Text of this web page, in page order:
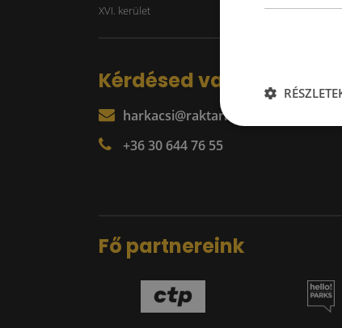
XVI. kerület
Kérdésed van?
harkacsi@raktarkereso.hu
+36 30 644 76 55
Fő partnereink